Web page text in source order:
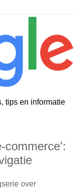
tips en informatie
commerce':
over